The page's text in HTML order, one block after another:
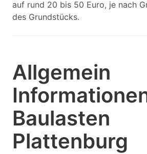
auf rund 20 bis 50 Euro, je nach
des Grundstücks.
Allgemein
Baulasten
Plattenburg